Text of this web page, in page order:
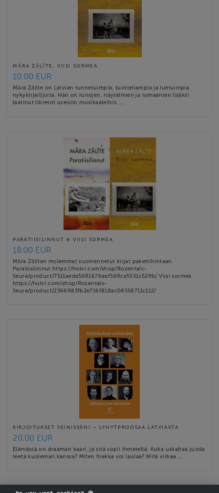
MĀRA ZĀLĪTE. VIISI SORMEA
10.00 EUR
Māra Zālīte on Latvian tunnetuimpia, tuotteliampia ja luetuimpia
nykykirjailijoita. Hän on runojen, näytelmien ja romaanien lisäksi
laatinut libretot useisiin musikaaleihin, …
PARATIISILINNUT & VIISI SORMEA
18.00 EUR
Māra Zālīten molemmat suomennetut kirjat pakettihintaan.
Paratiisilinnut https://holvi.com/shop/Rozentals-
Seura/product/7511aede5681676aef569ce5531c529b/ Viisi sormea
https://holvi.com/shop/Rozentals-
Seura/product/2366983fb2e716f818ac08558711c112/
KIRJOITUKSET SEINISSÄNI – LYHYTPROOSAA LATVIASTA
20.00 EUR
Elämässä on draaman kaari, ja sitä sopii ihmetellä. Kuka uskaltaa juoda
teetä kuoleman kanssa? Miten hiekka voi laulaa? Mitä virkaa …